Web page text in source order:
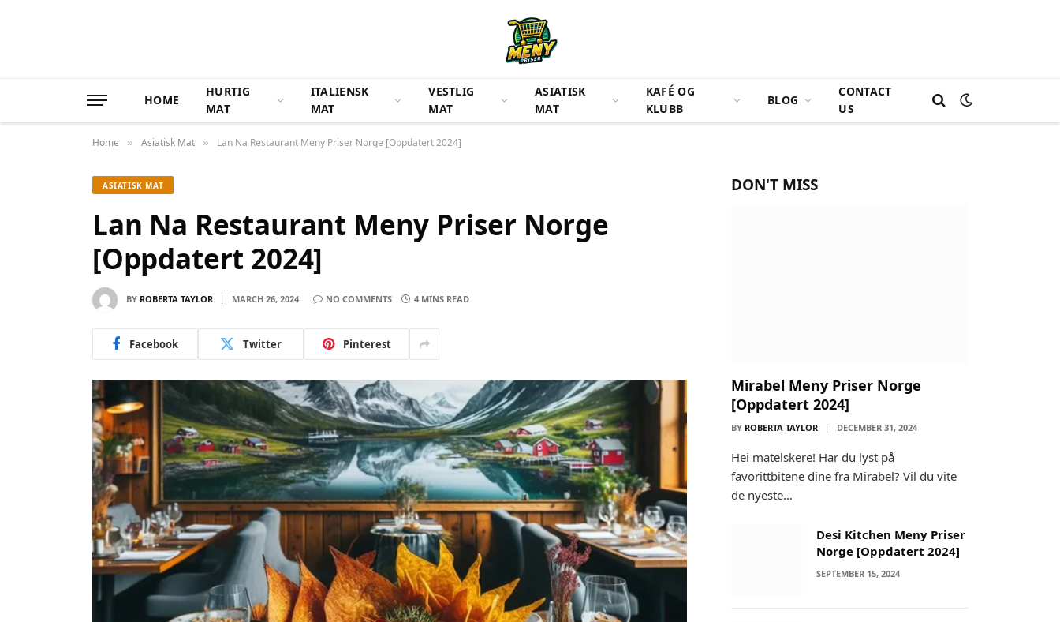
HOME
HURTIG
MAT
ITALIENSK
MAT
VESTLIG
MAT
ASIATISK
MAT
KAFÉ OG
KLUBB
BLOG
CONTACT
US
Home » Asiatisk Mat » Lan Na Restaurant Meny Priser Norge [Oppdatert 2024]
ASIATISK MAT
Lan Na Restaurant Meny Priser Norge
[Oppdatert 2024]
BY ROBERTA TAYLOR MARCH 26, 2024 NO COMMENTS 4 MINS READ
Facebook Twitter Pinterest
DON'T MISS
Mirabel Meny Priser Norge
[Oppdatert 2024]
BY ROBERTA TAYLOR DECEMBER 31, 2024
Hei matelskere! Har du lyst på
favorittbitene dine fra Mirabel? Vil du vite
de nyeste…
Desi Kitchen Meny Priser
Norge [Oppdatert 2024]
SEPTEMBER 15, 2024